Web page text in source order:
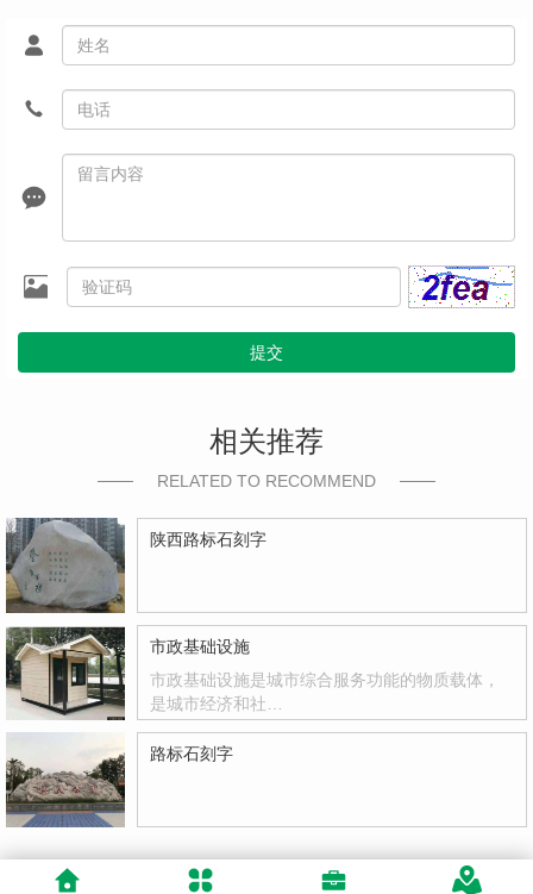
提交
相关推荐
RELATED TO RECOMMEND
陕西路标石刻字
市政基础设施
市政基础设施是城市综合服务功能的物质载体，
是城市经济和社…
路标石刻字